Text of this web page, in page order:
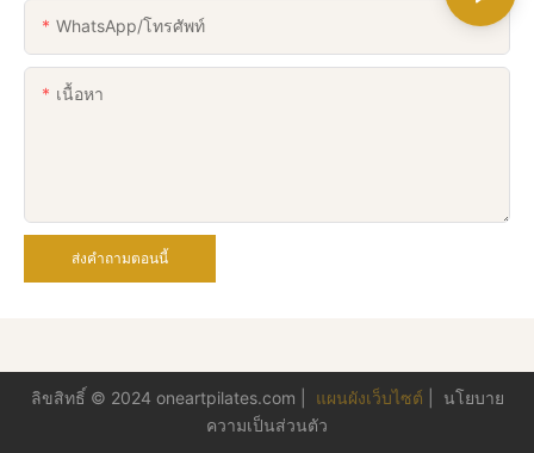
WhatsApp/โทรศัพท์
เนื้อหา
ส่งคำถามตอนนี้
ลิขสิทธิ์ © 2024 oneartpilates.com แผนผังเว็บไซต์
นโยบาย
ความเป็นส่วนตัว